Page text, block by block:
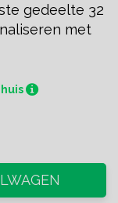
gedeelte 32
met